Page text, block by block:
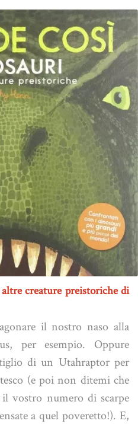
creature preistoriche di
il nostro naso alla
per esempio. Oppure
di un Utahraptor per
(e poi non ditemi che
vostro numero di scarpe
a quel poveretto!). E,